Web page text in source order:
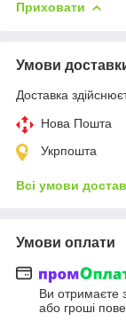
Приховати
Умови
Доставка
Нова Пошта
Укрпошта
Всі умови
Умови оплати
Ви отримаєте
або гроші